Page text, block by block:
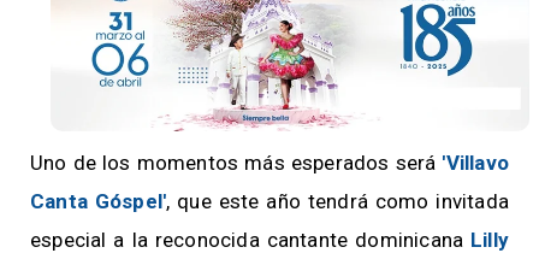
Uno de los momentos más esperados será 'Villavo
Canta Góspel', que este año tendrá como invitada
especial a la reconocida cantante dominicana Lilly